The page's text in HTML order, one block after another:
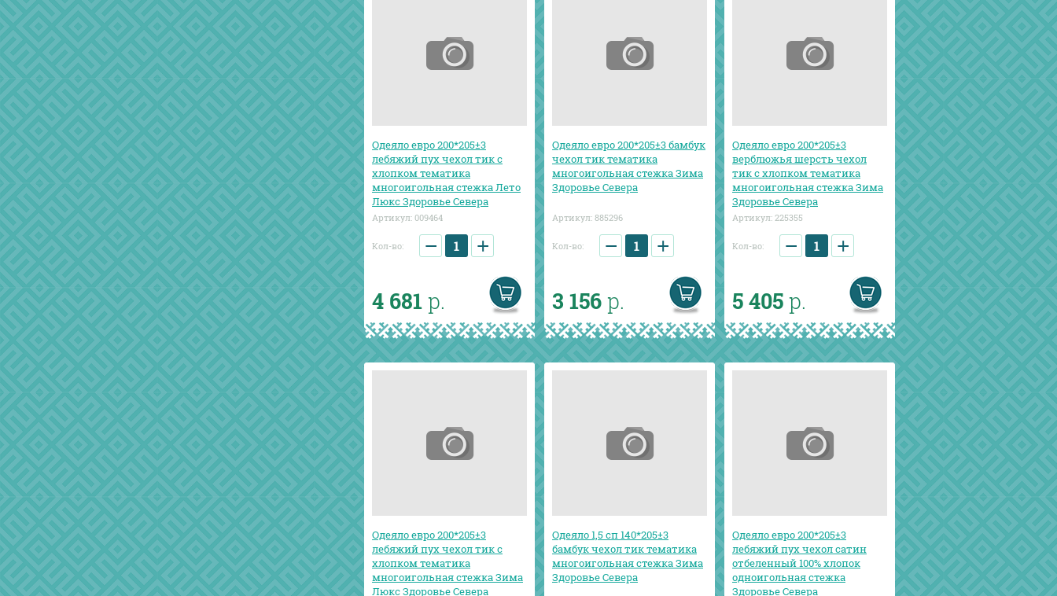
Одеяло евро 200*205±3
лебяжий пух чехол тик с
хлопком тематика
многоигольная стежка Лето
Люкс Здоровье Севера
Артикул: 009464
Кол-во: − +
4 681 р.
Одеяло евро 200*205±3 бамбук
чехол тик тематика
многоигольная стежка Зима
Здоровье Севера
Артикул: 885296
Кол-во: − +
3 156 р.
Одеяло евро 200*205±3
верблюжья шерсть чехол
тик с хлопком тематика
многоигольная стежка Зима
Здоровье Севера
Артикул: 225355
Кол-во: − +
5 405 р.
Одеяло евро 200*205±3
лебяжий пух чехол тик с
хлопком тематика
многоигольная стежка Зима
Люкс Здоровье Севера
Одеяло 1,5 сп 140*205±3
бамбук чехол тик тематика
многоигольная стежка Зима
Здоровье Севера
Одеяло евро 200*205±3
лебяжий пух чехол сатин
отбеленный 100% хлопок
одноигольная стежка
Здоровье Севера